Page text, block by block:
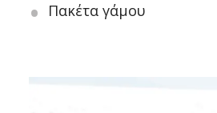
Πακέτα γάμου